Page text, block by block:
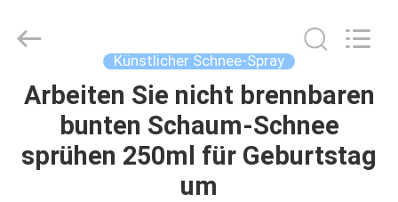
STARTSEITE
PRODUKTE
Chemical
Co.,Limited.
Reserved.
Künstlicher Schnee-Spray
Arbeiten Sie nicht brennbaren
bunten Schaum-Schnee
sprühen 250ml für Geburtstag
um